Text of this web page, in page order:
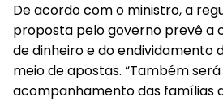
De acordo com o ministro, a
proposta pelo governo prevê a
de dinheiro e do endividamento
meio de apostas. “Também
acompanhamento das famílias